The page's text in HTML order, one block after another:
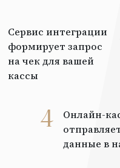
Сервис интеграции
формирует запрос
на чек для вашей
кассы
4
Онлайн-
данные в